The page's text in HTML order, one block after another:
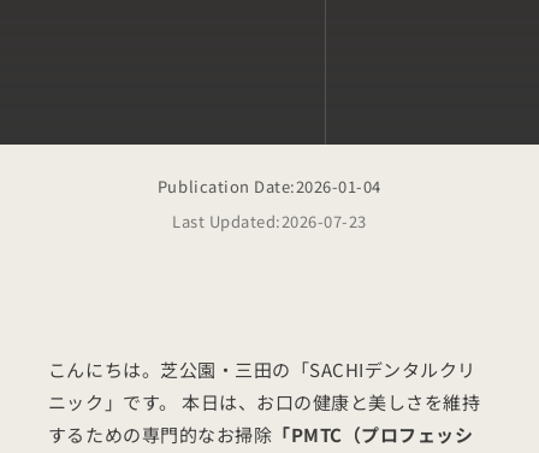
Publication Date:2026-01-04
Last Updated:2026-07-23
こんにちは。芝公園・三田の「SACHIデンタルクリ
ニック」です。 本日は、お口の健康と美しさを維持
するための専門的なお掃除 「PMTC（プロフェッシ